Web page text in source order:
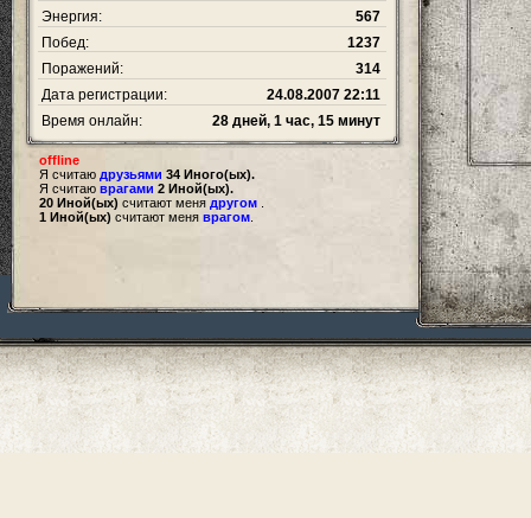
Энергия:
567
Побед:
1237
Поражений:
314
Дата регистрации:
24.08.2007 22:11
Время онлайн:
28 дней, 1 час, 15 минут
offline
Я считаю друзьями 34 Иного(ых).
Я считаю врагами 2 Иной(ых).
20 Иной(ых) считают меня другом
1 Иной(ых) считают меня врагом